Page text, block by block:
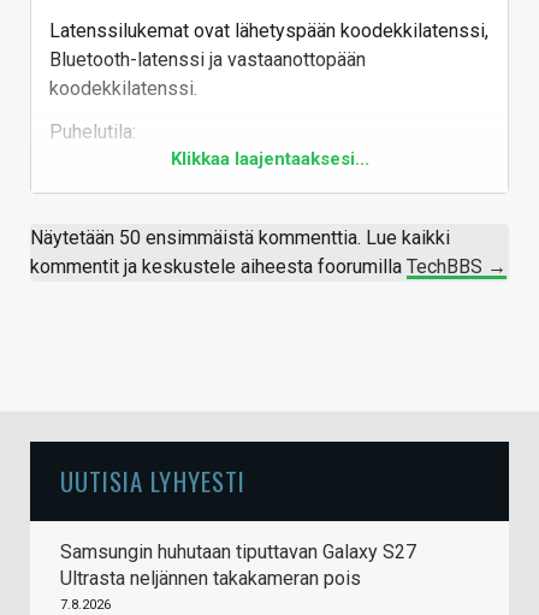
Latenssilukemat ovat lähetyspään koodekkilatenssi,
Bluetooth-latenssi ja vastaanottopään
koodekkilatenssi.
Puhelutila:
Pelitila:
teknisiä tietoja: sitä tuetaan nyt vain S25-sarjasta
jos muut kuin Samsungin puhelimet voisivat käyttää
superlaajakaistaa standardi-LC3:lla, mutta
Klikkaa laajentaaksesi...
Näytetään 50 ensimmäistä kommenttia. Lue kaikki
kommentit ja keskustele aiheesta foorumilla TechBBS →
UUTISIA LYHYESTI
Samsungin huhutaan tiputtavan Galaxy S27
Ultrasta neljännen takakameran pois
7.8.2026